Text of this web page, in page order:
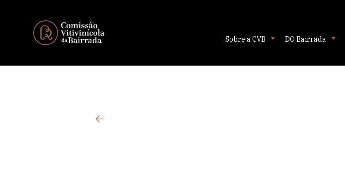
Sobre a CVB DO Bairrada